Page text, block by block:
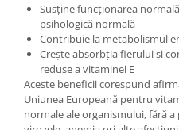
Susține funcționarea
psihologică normală
Contribuie la metabolismul
Crește absorbția fierului și
reduse a vitaminei E
Aceste beneficii corespund
Uniunea Europeană pentru
normale ale organismului, fără